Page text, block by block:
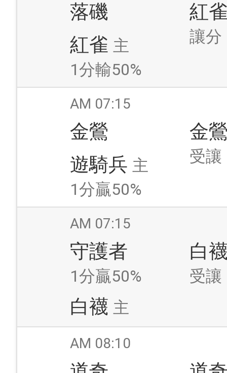
落磯
紅雀 主
1分輸50%
紅
讓分
AM 07:15
金鶯
遊騎兵 主
1分贏50%
金
受讓
AM 07:15
守護者
1分贏50%
白襪 主
白
受讓
AM 08:10